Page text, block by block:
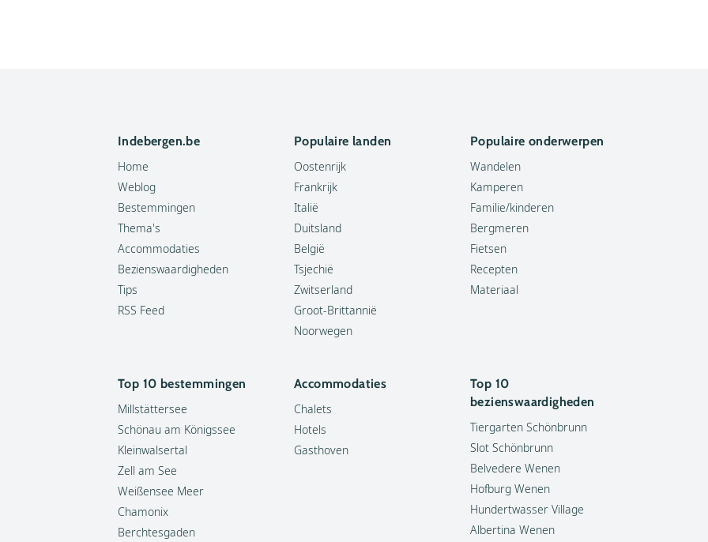
Indebergen.be
Home
Weblog
Bestemmingen
Thema's
Accommodaties
Bezienswaardigheden
Tips
RSS Feed
Populaire landen
Oostenrijk
Frankrijk
Italië
Duitsland
België
Tsjechië
Zwitserland
Groot-Brittannië
Noorwegen
Populaire onderwerpen
Wandelen
Kamperen
Familie/kinderen
Bergmeren
Fietsen
Recepten
Materiaal
Top 10 bestemmingen
Millstättersee
Schönau am Königssee
Kleinwalsertal
Zell am See
Weißensee Meer
Chamonix
Berchtesgaden
Accommodaties
Chalets
Hotels
Gasthoven
Top 10
bezienswaardigheden
Tiergarten Schönbrunn
Slot Schönbrunn
Belvedere Wenen
Hofburg Wenen
Hundertwasser Village
Albertina Wenen